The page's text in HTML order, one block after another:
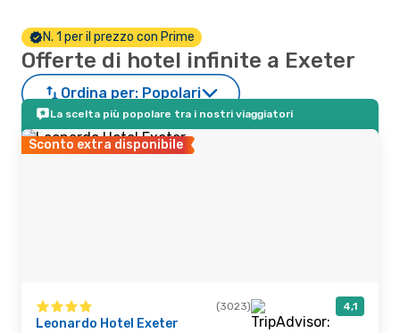
N. 1 per il prezzo con Prime
Offerte di hotel infinite a Exeter
Ordina per: Popolari
La scelta più popolare tra i nostri viaggiatori
Sconto extra disponibile
(3023) 4,1
Leonardo Hotel Exeter